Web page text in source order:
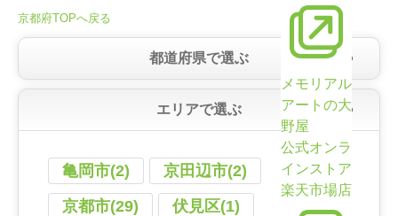
メモリアル
アートの大
野屋
公式オンラ
インストア
楽天市場店
京都府TOPへ戻る
都道府県で選ぶ
エリアで選ぶ
亀岡市(2)
京田辺市(2)
京都市(29)
伏見区(1)